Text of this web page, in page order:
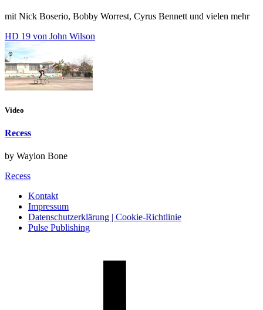
mit Nick Boserio, Bobby Worrest, Cyrus Bennett und vielen mehr
HD 19 von John Wilson
Video
Recess
by Waylon Bone
Recess
Kontakt
Impressum
Datenschutzerklärung | Cookie-Richtlinie
Pulse Publishing